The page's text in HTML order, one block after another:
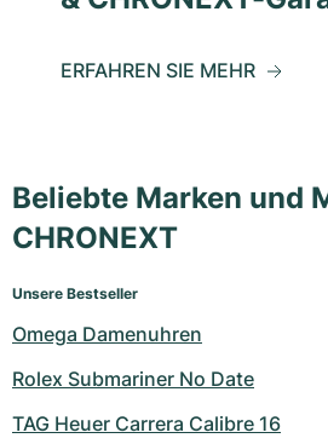
ERFAHREN SIE MEHR
Beliebte Marken und
CHRONEXT
Unsere Bestseller
Omega Damenuhren
Rolex Submariner No Date
TAG Heuer Carrera Calibre 16